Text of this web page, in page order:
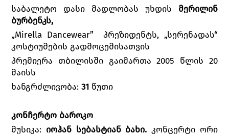
საბალეტო დასი მადლობას უხდის მერილინ
ბურბენკს,
„Mirella Dancewear” პრეზიდენტს, „სერენადას“
კოსტიუმების გადმოცემისათვის
პრემიერა თბილისში გაიმართა 2005 წლის 20
მაისს
ხანგრძლივობა:31 წუთი
კონჩერტო ბაროკო
მუსიკა: იოჰან სებასტიან ბახი. კონცერტი ორი